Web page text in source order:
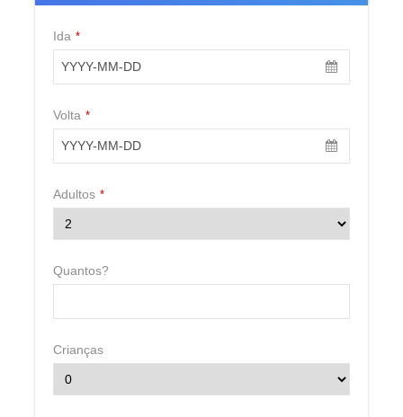
Ida *
Volta *
Adultos *
Quantos?
Crianças
Uma opção prática para quem quer aproveitar as férias
de janeiro ou o Carnaval na neve sem perder tempo
resolvendo cada detalhe separadamente.
Neve, França e
praticidade em
uma só viagem
quem busca uma experiência de ski com estrutura,
uma estadia mais completa: refeições, entretenimento,
estrutura para famílias e fácil acesso às montanhas,